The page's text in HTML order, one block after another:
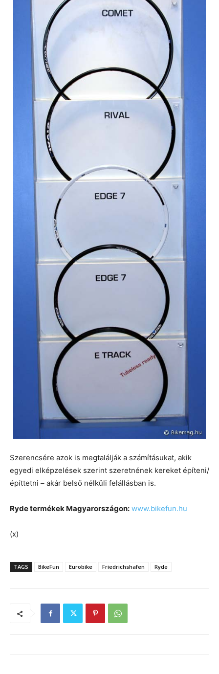
Szerencsére azok is megtalálják a számításukat, akik
egyedi elképzelések szerint szeretnének kereket építeni/
építtetni – akár belső nélküli felállásban is.
Ryde termékek Magyarországon: www.bikefun.hu
(x)
TAGS BikeFun Eurobike Friedrichshafen Ryde